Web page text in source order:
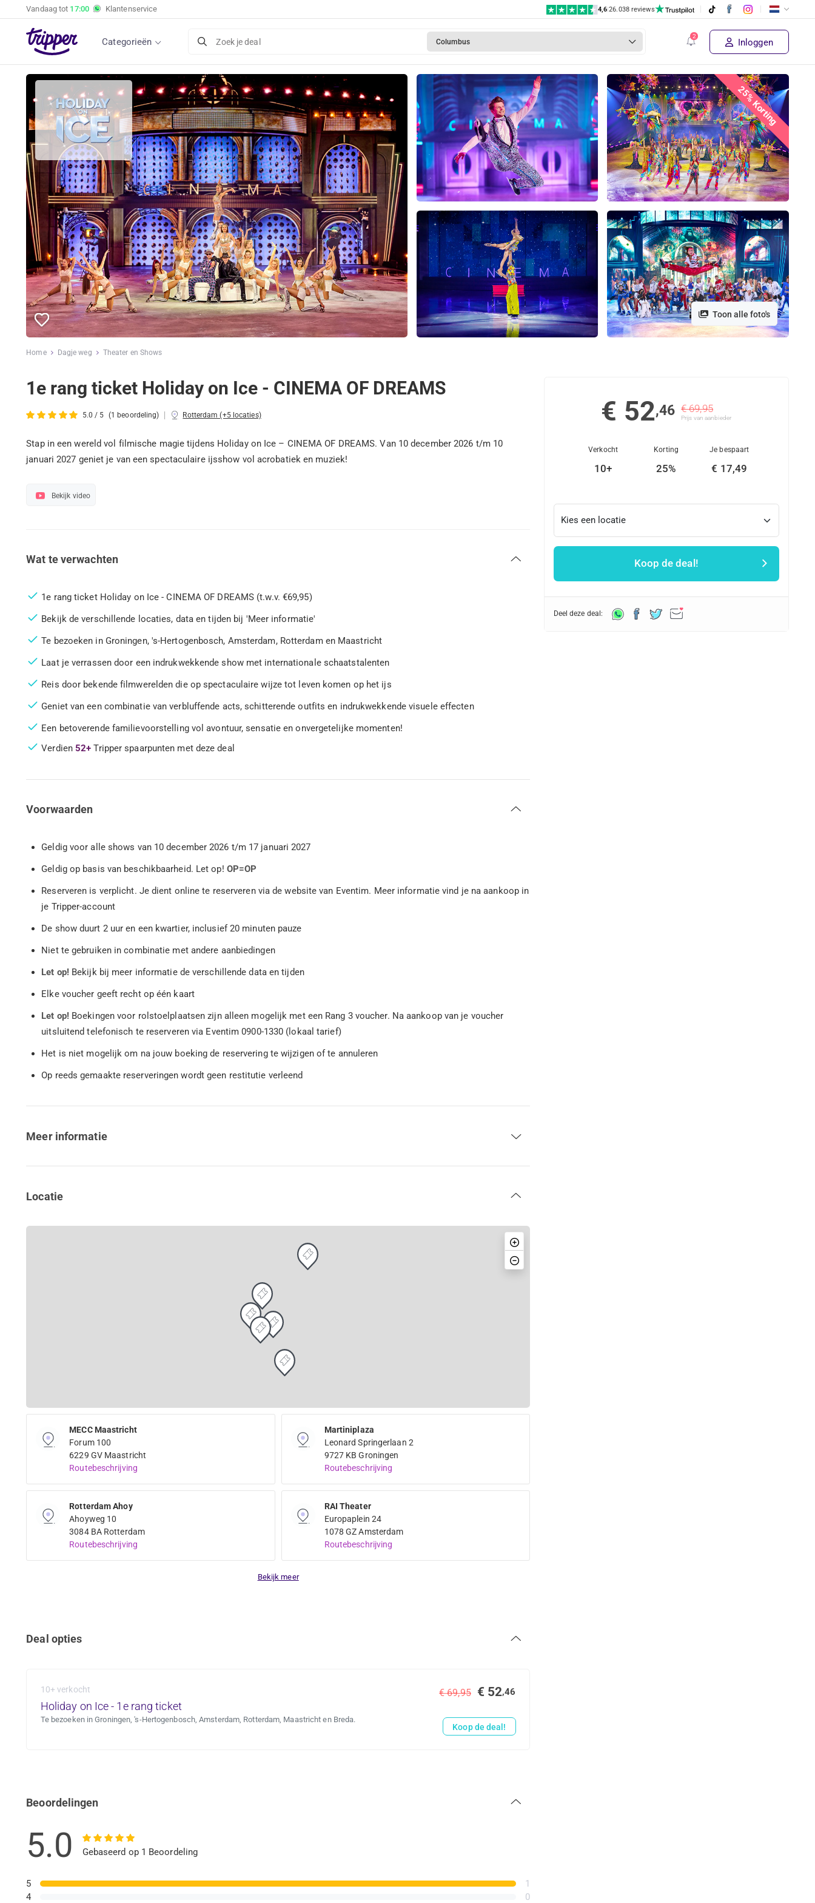
Vandaag tot 17:00 Klantenservice 4,6|26.038 reviews
Categorieën Zoek je deal Columbus Inloggen
25% Korting
Toon alle foto's
Home Dagje weg Theater en Shows
1e rang ticket Holiday on Ice - CINEMA OF DREAMS
5.0 / 5 (1 beoordeling) | Rotterdam (+5 locaties)
Stap in een wereld vol filmische magie tijdens Holiday on Ice – CINEMA OF DREAMS. Van 10 december 2026 t/m 10
januari 2027 geniet je van een spectaculaire ijsshow vol acrobatiek en muziek!
Bekijk video
Wat te verwachten
1e rang ticket Holiday on Ice - CINEMA OF DREAMS (t.w.v. €69,95)
Bekijk de verschillende locaties, data en tijden bij 'Meer informatie'
Te bezoeken in Groningen, 's-Hertogenbosch, Amsterdam, Rotterdam en Maastricht
Laat je verrassen door een indrukwekkende show met internationale schaatstalenten
Reis door bekende filmwerelden die op spectaculaire wijze tot leven komen op het ijs
Geniet van een combinatie van verbluffende acts, schitterende outfits en indrukwekkende visuele effecten
Een betoverende familievoorstelling vol avontuur, sensatie en onvergetelijke momenten!
Verdien52+ Tripper spaarpunten met deze deal
Voorwaarden
Geldig voor alle shows van 10 december 2026 t/m 17 januari 2027
Geldig op basis van beschikbaarheid. Let op! OP=OP
Reserveren is verplicht. Je dient online te reserveren via de website van Eventim. Meer informatie vind je na aankoop in
je Tripper-account
De show duurt 2 uur en een kwartier, inclusief 20 minuten pauze
Niet te gebruiken in combinatie met andere aanbiedingen
Let op!Bekijk bij meer informatie de verschillende data en tijden
Elke voucher geeft recht op één kaart
Let op! Boekingen voor rolstoelplaatsen zijn alleen mogelijk met een Rang 3 voucher. Na aankoop van je voucher
uitsluitend telefonisch te reserveren via Eventim 0900-1330 (lokaal tarief)
Het is niet mogelijk om na jouw boeking de reservering te wijzigen of te annuleren
Op reeds gemaakte reserveringen wordt geen restitutie verleend
Meer informatie
Locatie
MECC Maastricht
Forum 100
6229 GV Maastricht
Routebeschrijving
Martiniplaza
Leonard Springerlaan 2
9727 KB Groningen
Routebeschrijving
Rotterdam Ahoy
Ahoyweg 10
3084 BA Rotterdam
Routebeschrijving
RAI Theater
Europaplein 24
1078 GZ Amsterdam
Routebeschrijving
Bekijk meer
Deal opties
10+ verkocht
Holiday on Ice - 1e rang ticket
Te bezoeken in Groningen, 's-Hertogenbosch, Amsterdam, Rotterdam, Maastricht en Breda.
€ 69,95 € 52,46
Koop de deal!
Beoordelingen
5.0 Gebaseerd op 1 Beoordeling
5
4
1
0
€ 52,46 € 69,95
Prijs van aanbieder
Verkocht
10+
Korting
25%
Je bespaart
€ 17,49
Koop de deal!
Deel deze deal: